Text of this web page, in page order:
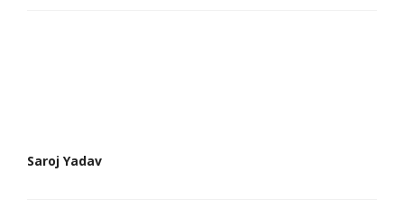
Saroj Yadav